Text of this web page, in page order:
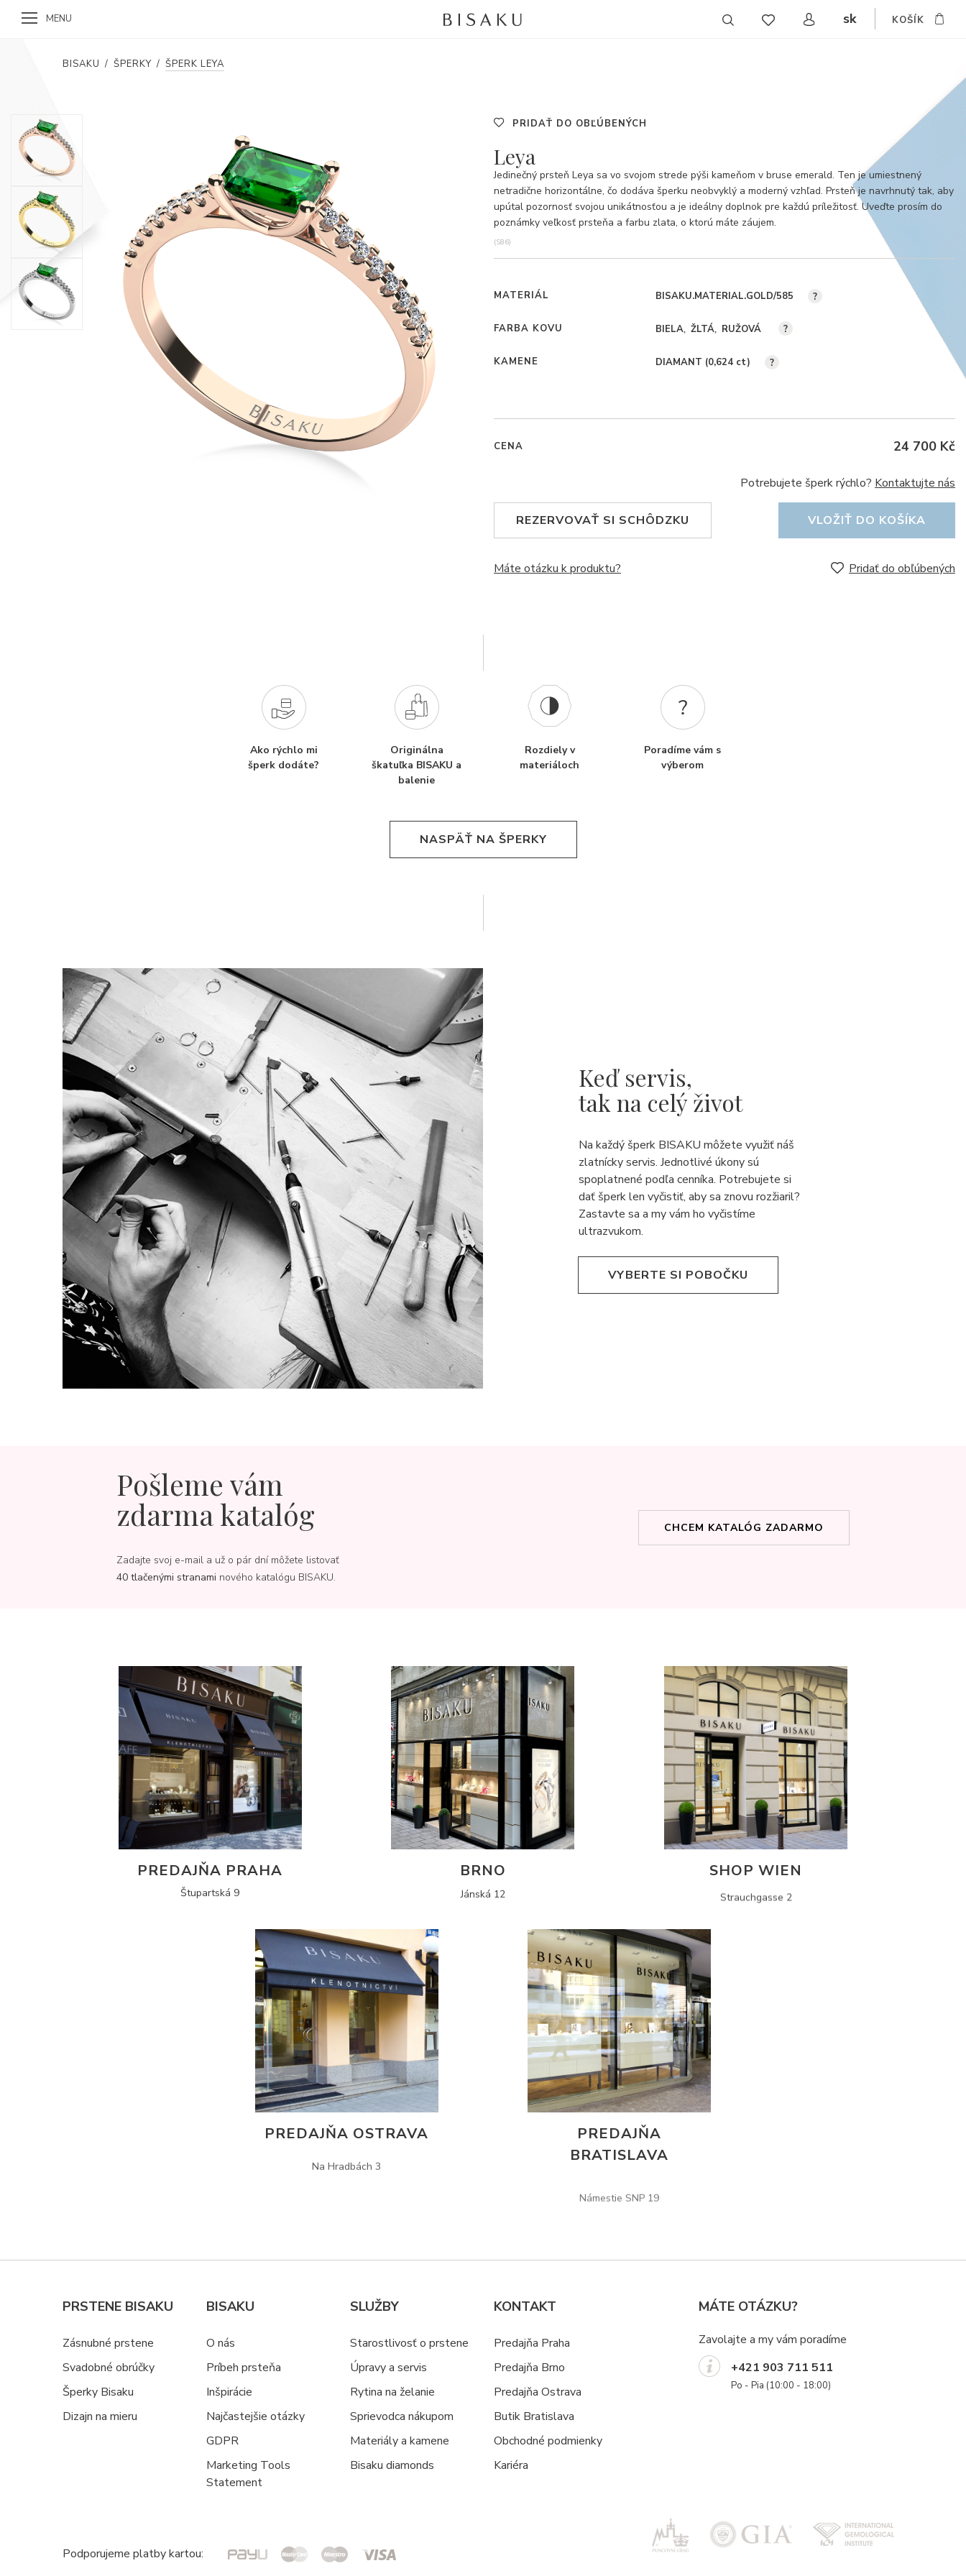
MENU sk KOŠÍK
BISAKU / ŠPERKY / ŠPERK LEYA
PRIDAŤ DO OBĽÚBENÝCH
Leya
Jedinečný prsteň Leya sa vo svojom strede pýši kameňom v bruse emerald. Ten je umiestnený
netradične horizontálne, čo dodáva šperku neobvyklý a moderný vzhľad. Prsteň je navrhnutý tak, aby
upútal pozornosť svojou unikátnosťou a je ideálny doplnok pre každú príležitosť. Uveďte prosím do
poznámky veľkosť prsteňa a farbu zlata, o ktorú máte záujem.
(S86)
MATERIÁL BISAKU.MATERIAL.GOLD/585 ?
FARBA KOVU BIELA ŽLTÁ RUŽOVÁ ?
KAMENE DIAMANT (0,624 ct) ?
CENA 24 700 Kč
Potrebujete šperk rýchlo? Kontaktujte nás
REZERVOVAŤ SI SCHÔDZKU VLOŽIŤ DO KOŠÍKA
Máte otázku k produktu? Pridať do obľúbených
Ako rýchlo mi
šperk dodáte?
Originálna
škatuľka BISAKU a
balenie
Rozdiely v
materiáloch
Poradíme vám s
výberom
NASPÄŤ NA ŠPERKY
Keď servis,
tak na celý život
Na každý šperk BISAKU môžete využiť náš
zlatnícky servis. Jednotlivé úkony sú
spoplatnené podľa cenníka. Potrebujete si
dať šperk len vyčistiť, aby sa znovu rozžiaril?
Zastavte sa a my vám ho vyčistíme
ultrazvukom.
VYBERTE SI POBOČKU
Pošleme vám
zdarma katalóg
Zadajte svoj e-mail a už o pár dní môžete listovať
40 tlačenými stranami nového katalógu BISAKU.
CHCEM KATALÓG ZADARMO
PREDAJŇA PRAHA
Štupartská 9
BRNO
Jánská 12
SHOP WIEN
Strauchgasse 2
PREDAJŇA OSTRAVA
PREDAJŇA
BRATISLAVA
PRSTENE BISAKU
Zásnubné prstene
Svadobné obrúčky
Šperky Bisaku
Dizajn na mieru
BISAKU
O nás
Príbeh prsteňa
Inšpirácie
Najčastejšie otázky
GDPR
Marketing Tools
Statement
SLUŽBY
Starostlivosť o prstene
Úpravy a servis
Rytina na želanie
Sprievodca nákupom
Materiály a kamene
Bisaku diamonds
KONTAKT
Predajňa Praha
Predajňa Brno
Predajňa Ostrava
Butik Bratislava
Obchodné podmienky
Kariéra
MÁTE OTÁZKU?
Zavolajte a my vám poradíme
+421 903 711 511
Po - Pia (10:00 - 18:00)
Podporujeme platby kartou: